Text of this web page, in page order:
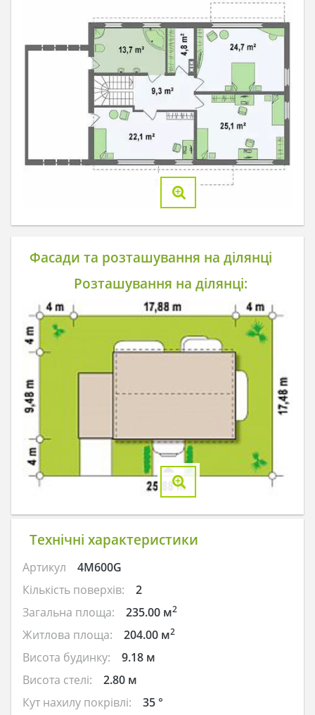
Фасади та розташування на ділянці
Розташування на ділянці:
Технічні характеристики
Артикул
4M600G
Кількість поверхів:
2
Загальна площа:
235.00 м2
Житлова площа: 204.00 м2
Висота будинку:
9.18 м
Висота стелі:
2.80 м
Кут нахилу покрівлі:
35 °